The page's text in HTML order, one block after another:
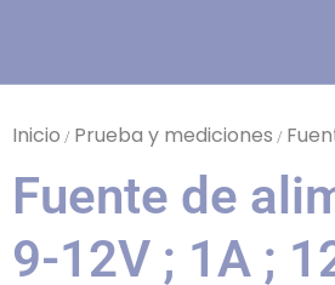
Inicio / Prueba y mediciones /
Fuente de
9-12V ; 1A ;